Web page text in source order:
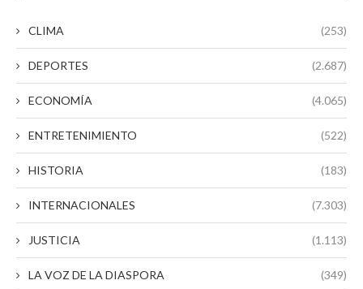
CLIMA (253)
DEPORTES (2.687)
ECONOMÍA (4.065)
ENTRETENIMIENTO (522)
HISTORIA (183)
INTERNACIONALES (7.303)
JUSTICIA (1.113)
LA VOZ DE LA DIASPORA (349)